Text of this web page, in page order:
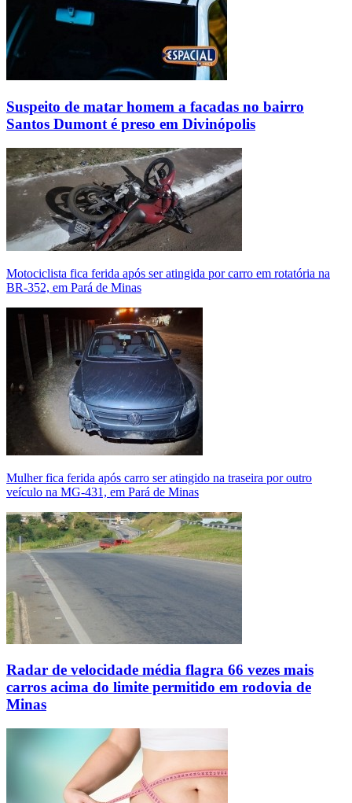
Suspeito de matar homem a facadas no bairro
Santos Dumont é preso em Divinópolis
Motociclista fica ferida após ser atingida por carro em rotatória na
BR-352, em Pará de Minas
Mulher fica ferida após carro ser atingido na traseira por outro
veículo na MG-431, em Pará de Minas
Radar de velocidade média flagra 66 vezes mais
carros acima do limite permitido em rodovia de
Minas